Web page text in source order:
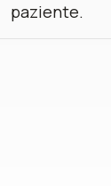
paziente.